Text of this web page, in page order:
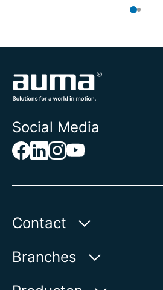
Social Media
Contact
AUMA Benelux B.V.
2314 XT Leiden | Nederland
Branches
Water